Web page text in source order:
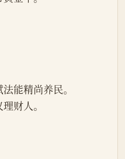
能精尚养民。
财人。